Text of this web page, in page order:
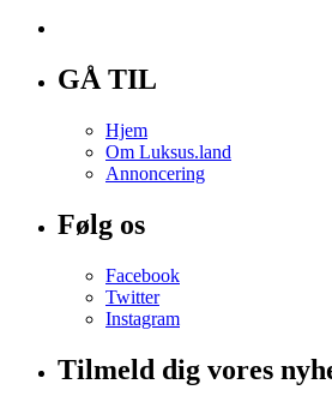
GÅ TIL
Hjem
Om Luksus.land
Annoncering
Følg os
Facebook
Twitter
Instagram
Tilmeld dig vores